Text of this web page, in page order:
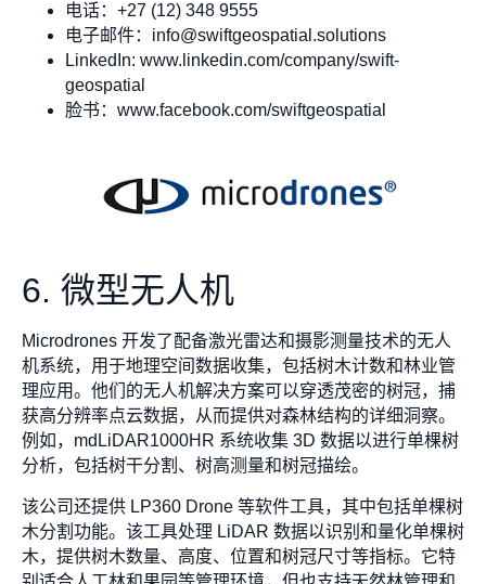
电话：+27 (12) 348 9555
电子邮件： info@swiftgeospatial.solutions
LinkedIn: www.linkedin.com/company/swift-
geospatial
脸书：www.facebook.com/swiftgeospatial
6. 微型无人机
Microdrones 开发了配备激光雷达和摄影测量技术的无人
机系统，用于地理空间数据收集，包括树木计数和林业管
理应用。他们的无人机解决方案可以穿透茂密的树冠，捕
获高分辨率点云数据，从而提供对森林结构的详细洞察。
例如，mdLiDAR1000HR 系统收集 3D 数据以进行单棵树
分析，包括树干分割、树高测量和树冠描绘。
该公司还提供 LP360 Drone 等软件工具，其中包括单棵树
木分割功能。该工具处理 LiDAR 数据以识别和量化单棵树
木，提供树木数量、高度、位置和树冠尺寸等指标。它特